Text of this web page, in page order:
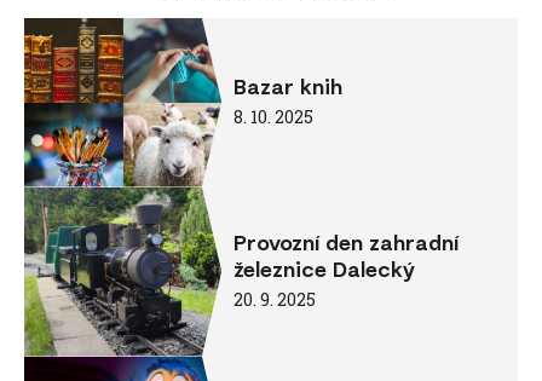
Bazar knih
8. 10. 2025
Provozní den zahradní
železnice Dalecký
20. 9. 2025